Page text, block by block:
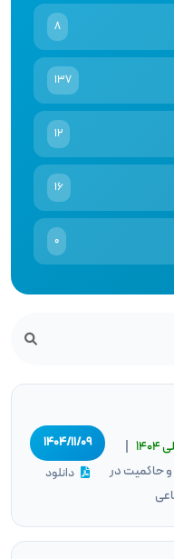
8
137
12
16
0
حاکمیت در
۱۴۰۴/۱۱/۰۹
دانلود